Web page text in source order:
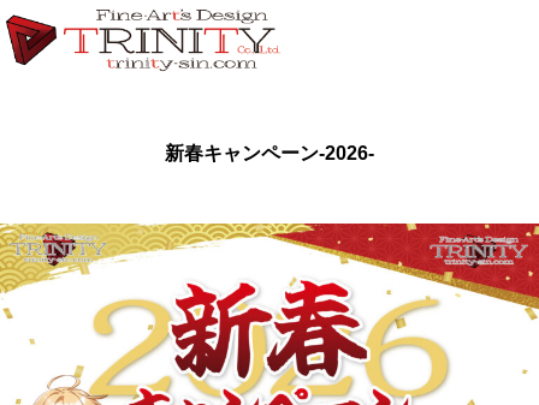
新春キャンペーン-2026-